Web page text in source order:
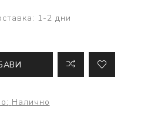
1-2 дни
Налично